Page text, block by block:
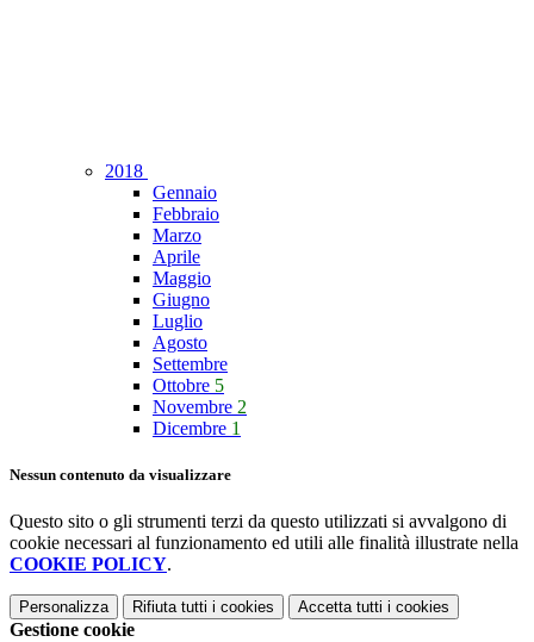
2018
Gennaio
Febbraio
Marzo
Aprile
Maggio
Giugno
Luglio
Agosto
Settembre
Ottobre 5
Novembre 2
Dicembre 1
Nessun contenuto da visualizzare
Questo sito o gli strumenti terzi da questo utilizzati si avvalgono di
cookie necessari al funzionamento ed utili alle finalità illustrate nella
COOKIE POLICY.
Personalizza Rifiuta tutti i cookies Accetta tutti i cookies
Gestione cookie